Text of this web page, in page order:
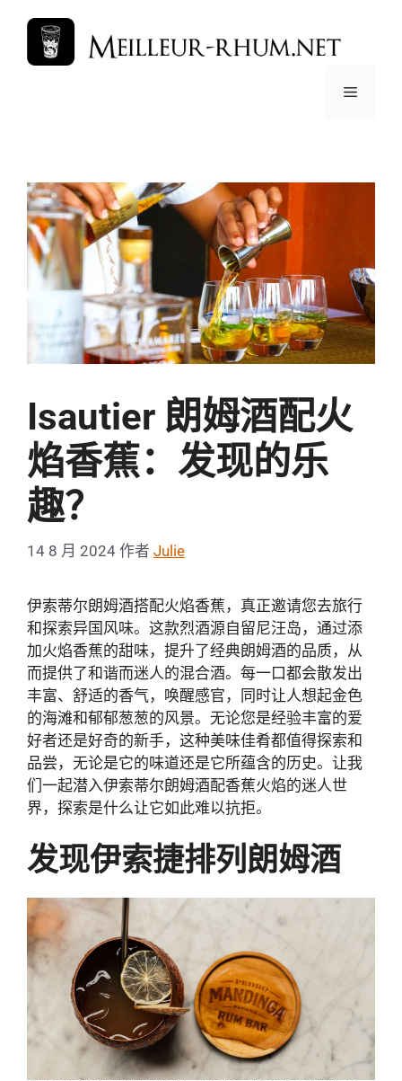
菜
Isautier 朗姆酒配火
焰香蕉：发现的乐
趣？
14 8 月 2024 作者 Julie
伊索蒂尔朗姆酒搭配火焰香蕉，真正邀请您去旅行
和探索异国风味。这款烈酒源自留尼汪岛，通过添
加火焰香蕉的甜味，提升了经典朗姆酒的品质，从
而提供了和谐而迷人的混合酒。每一口都会散发出
丰富、舒适的香气，唤醒感官，同时让人想起金色
的海滩和郁郁葱葱的风景。无论您是经验丰富的爱
好者还是好奇的新手，这种美味佳肴都值得探索和
品尝，无论是它的味道还是它所蕴含的历史。让我
们一起潜入伊索蒂尔朗姆酒配香蕉火焰的迷人世
界，探索是什么让它如此难以抗拒。
发现伊索捷排列朗姆酒